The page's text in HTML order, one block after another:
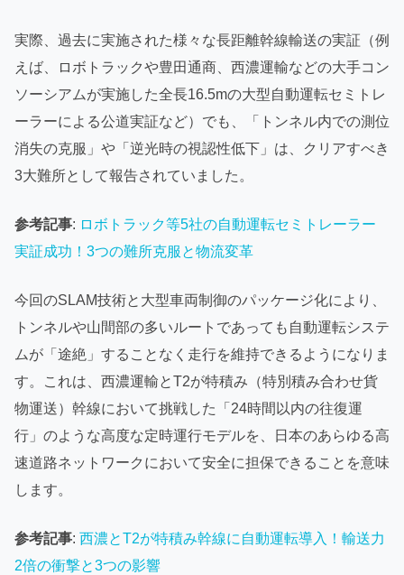
実際、過去に実施された様々な長距離幹線輸送の実証（例
えば、ロボトラックや豊田通商、西濃運輸などの大手コン
ソーシアムが実施した全長16.5mの大型自動運転セミトレ
ーラーによる公道実証など）でも、「トンネル内での測位
消失の克服」や「逆光時の視認性低下」は、クリアすべき
3大難所として報告されていました。
参考記事: ロボトラック等5社の自動運転セミトレーラー
実証成功！3つの難所克服と物流変革
今回のSLAM技術と大型車両制御のパッケージ化により、
トンネルや山間部の多いルートであっても自動運転システ
ムが「途絶」することなく走行を維持できるようになりま
す。これは、西濃運輸とT2が特積み（特別積み合わせ貨
物運送）幹線において挑戦した「24時間以内の往復運
行」のような高度な定時運行モデルを、日本のあらゆる高
速道路ネットワークにおいて安全に担保できることを意味
します。
参考記事: 西濃とT2が特積み幹線に自動運転導入！輸送力
2倍の衝撃と3つの影響